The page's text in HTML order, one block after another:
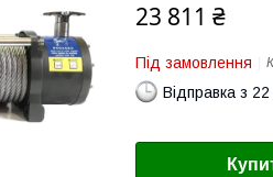
23 811 ₴
Під замовлення
Відправка з